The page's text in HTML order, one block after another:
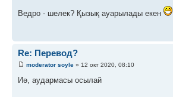
Ведро - шелек? Қызық ауарылады екен
Re: Перевод?
moderator soyle » 12 окт 2020, 08:10
Иә, аудармасы осылай